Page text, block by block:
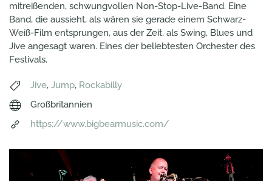
mitreißenden, schwungvollen Non-Stop-Live-Band. Eine
Band, die aussieht, als wären sie gerade einem Schwarz-
Weiß-Film entsprungen, aus der Zeit, als Swing, Blues und
Jive angesagt waren. Eines der beliebtesten Orchester des
Festivals.
Jive, Jump, Rockabilly
Großbritannien
https://www.bigbearmusic.com/